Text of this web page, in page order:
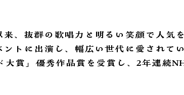
、抜群の歌唱力と明るい笑顔で人気
トに出演し、幅広い世代に愛されて
賞」優秀作品賞を受賞し、2年連続